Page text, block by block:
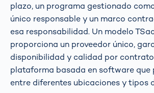
plazo, un programa gestionado
único responsable y un marco
esa responsabilidad. Un modelo
proporciona un proveedor único,
disponibilidad y calidad por
plataforma basada en software que
entre diferentes ubicaciones y tipos